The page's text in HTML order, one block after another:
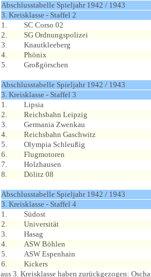
Abschlusstabelle Spieljahr 1942 / 1943
3. Kreisklasse - Staffel 2
1.
SC Corso 02
2.
SG Ordnungspolizei
3.
Knautkleeberg
4.
Phönix
5.
Großgörschen
Abschlusstabelle Spieljahr 1942 / 1943
3. Kreisklasse - Staffel 3
1.
Lipsia
2.
Reichsbahn Leipzig
3.
Germania Zwenkau
4.
Reichsbahn Gaschwitz
5.
Olympia Schleußig
6.
Flugmotoren
7.
Holzhausen
8.
Dölitz 08
Abschlusstabelle Spieljahr 1942 / 1943
3. Kreisklasse - Staffel 4
1.
Südost
2.
Universität
3.
Hasag
4.
ASW Böhlen
5.
ASW Espenhain
6.
Kickers
aus 3. Kreisklasse haben zurückgezogen: